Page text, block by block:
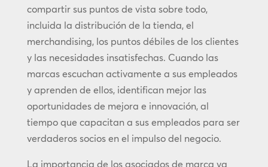
compartir sus puntos de vista sobre todo,
incluida la distribución de la tienda, el
merchandising, los puntos débiles de los clientes
y las necesidades insatisfechas. Cuando las
marcas escuchan activamente a sus empleados
y aprenden de ellos, identifican mejor las
oportunidades de mejora e innovación, al
tiempo que capacitan a sus empleados para ser
verdaderos socios en el impulso del negocio.
La importancia de los asociados de marca va